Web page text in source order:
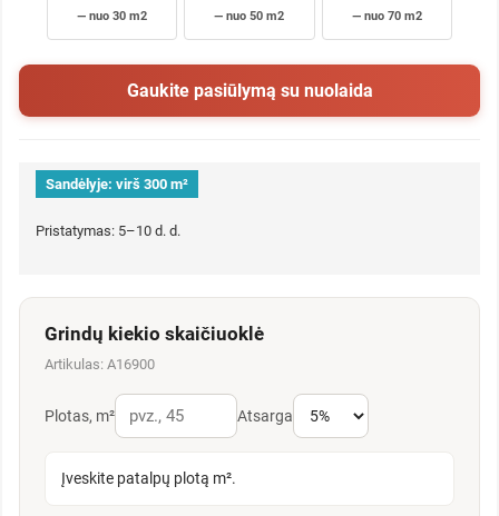
— nuo 30 m2 — nuo 50 m2 — nuo 70 m2
Gaukite pasiūlymą su nuolaida
Sandėlyje: virš 300 m²
Pristatymas: 5–10 d. d.
Grindų kiekio skaičiuoklė
Artikulas: A16900
Plotas, m² Atsarga
Įveskite patalpų plotą m².